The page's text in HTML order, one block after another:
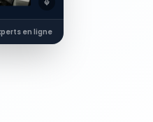
en ligne